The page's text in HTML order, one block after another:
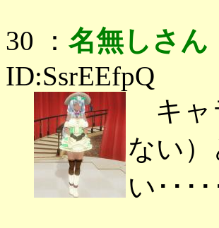
30 ： 名無しさん
ID:SsrEEfpQ
キャ
ない
い････